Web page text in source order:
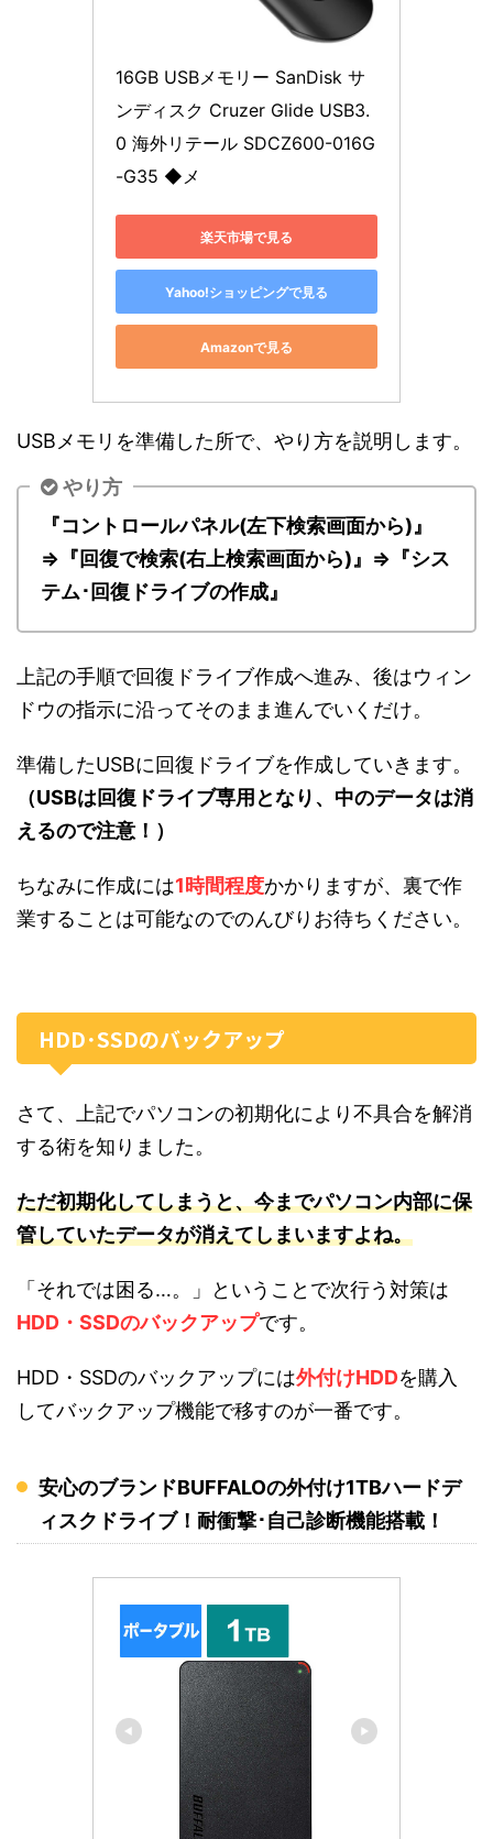
16GB USBメモリー SanDisk サ
ンディスク Cruzer Glide USB3.
0 海外リテール SDCZ600-016G
-G35 ◆メ
楽天市場で見る
Yahoo!ショッピングで見る
Amazonで見る
USBメモリを準備した所で、やり方を説明します。
やり方
『コントロールパネル(左下検索画面から)』
⇒『回復で検索(右上検索画面から)』⇒『シス
テム･回復ドライブの作成』
上記の手順で回復ドライブ作成へ進み、後はウィン
ドウの指示に沿ってそのまま進んでいくだけ。
準備したUSBに回復ドライブを作成していきます。
（USBは回復ドライブ専用となり、中のデータは消
えるので注意！）
ちなみに作成には1時間程度かかりますが、裏で作
業することは可能なのでのんびりお待ちください。
HDD･SSDのバックアップ
さて、上記でパソコンの初期化により不具合を解消
する術を知りました。
ただ初期化してしまうと、今までパソコン内部に保
管していたデータが消えてしまいますよね。
「それでは困る…。」ということで次行う対策は
HDD・SSDのバックアップです。
HDD・SSDのバックアップには外付けHDDを購入
してバックアップ機能で移すのが一番です。
安心のブランドBUFFALOの外付け1TBハードデ
ィスクドライブ！耐衝撃･自己診断機能搭載！